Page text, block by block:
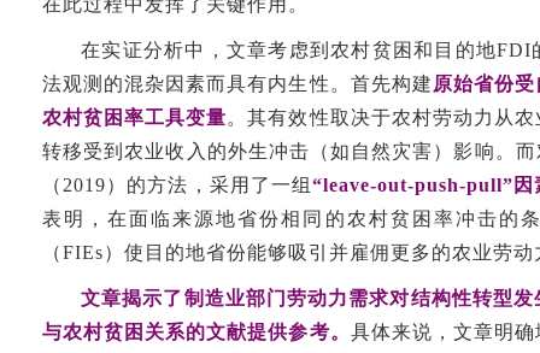
在此过程中发挥了关键作用。
在实证分析中，文章考虑到农村贫困和目的地
法观测的混杂因素而具有内生性。首先构建 原始省份
农村贫困率工具变量。其有效性取决于农村劳动力从
转移受到农业收入的外生冲击（如自然灾害）影响。
（2019）的方法，采用了一组“leave-out-push-pull”因
表明，在面临来源地省份相同的农村贫困率冲击的
（FIEs）使目的地省份能够吸引并雇佣更多的农业劳动
文章揭示了制造业部门劳动力需求对结构性转型
与农村贫困关系的文献提供参考。 具体来说，文章明